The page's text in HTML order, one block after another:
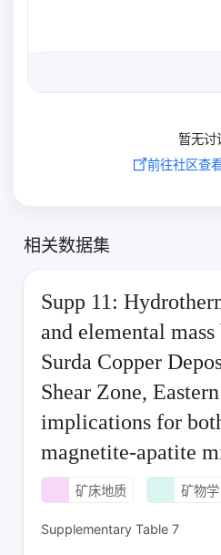
暂无讨
前往社区查
相关数据集
Supp 11:
and elemental
Surda Copper
Shear Zone,
implications for
magnetite-apatite
矿床地质 矿物学
Supplementary Table 7